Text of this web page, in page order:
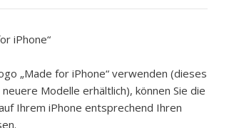
iPhone“
„Made for iPhone“ verwenden (dieses
Modelle erhältlich), können Sie die
Ihrem iPhone entsprechend Ihren